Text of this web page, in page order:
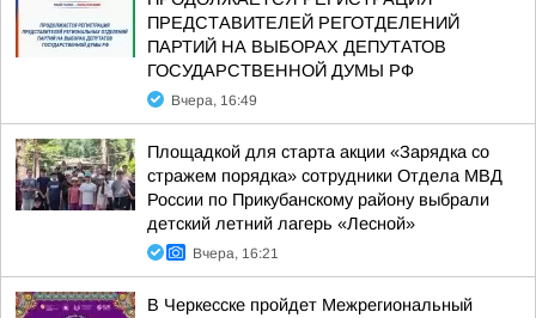
ПРЕДСТАВИТЕЛЕЙ РЕГОТДЕЛЕНИЙ
ПАРТИЙ НА ВЫБОРАХ ДЕПУТАТОВ
ГОСУДАРСТВЕННОЙ ДУМЫ РФ
Вчера, 16:49
Площадкой для старта акции «Зарядка со
стражем порядка» сотрудники Отдела МВД
России по Прикубанскому району выбрали
детский летний лагерь «Лесной»
Вчера, 16:21
В Черкесске пройдет Межрегиональный